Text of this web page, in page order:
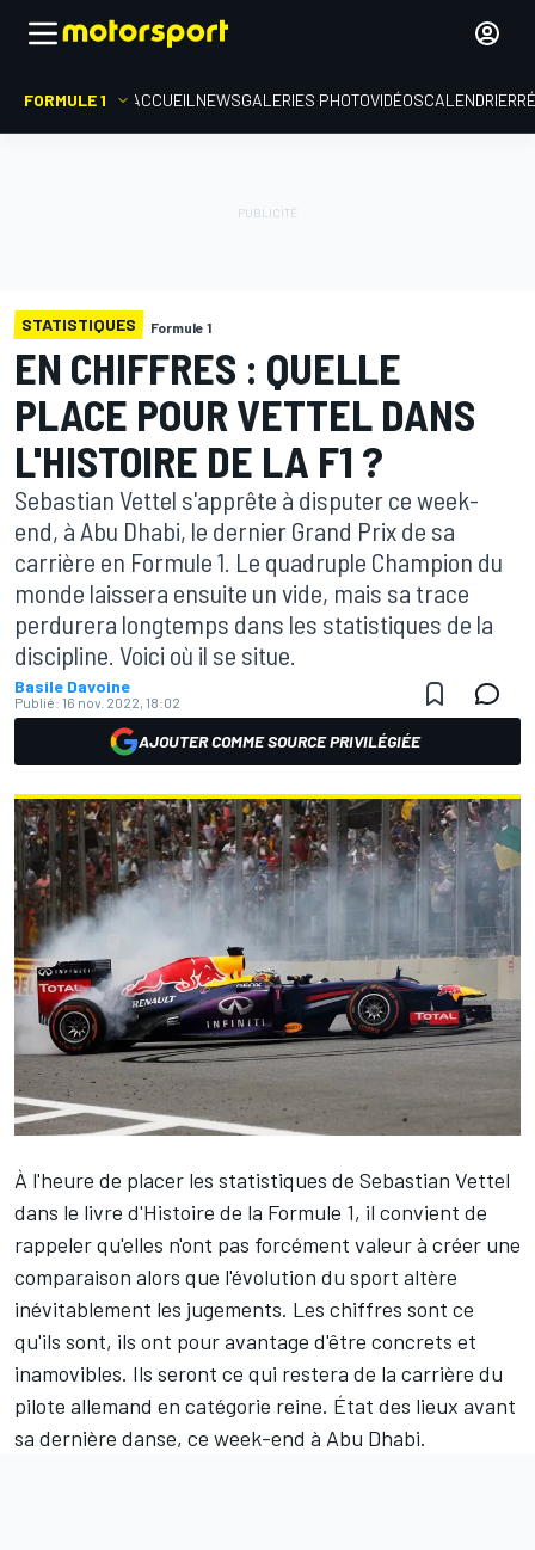
FORMULE 1 ACCUEIL NEWSGALERIES PHOTOVIDÉOSCALENDRIER
STATISTIQUES Formule 1
EN CHIFFRES : QUELLE
PLACE POUR VETTEL DANS
L'HISTOIRE DE LA F1 ?
Sebastian Vettel s'apprête à disputer ce week-
end, à Abu Dhabi, le dernier Grand Prix de sa
carrière en Formule 1. Le quadruple Champion du
monde laissera ensuite un vide, mais sa trace
perdurera longtemps dans les statistiques de la
discipline. Voici où il se situe.
Basile Davoine
Publié: 16 nov. 2022, 18:02
AJOUTER COMME SOURCE PRIVILÉGIÉE
À l'heure de placer les statistiques de Sebastian Vettel
dans le livre d'Histoire de la Formule 1, il convient de
rappeler qu'elles n'ont pas forcément valeur à créer une
comparaison alors que l'évolution du sport altère
inévitablement les jugements. Les chiffres sont ce
qu'ils sont, ils ont pour avantage d'être concrets et
inamovibles. Ils seront ce qui restera de la carrière du
pilote allemand en catégorie reine. État des lieux avant
sa dernière danse, ce week-end à Abu Dhabi.